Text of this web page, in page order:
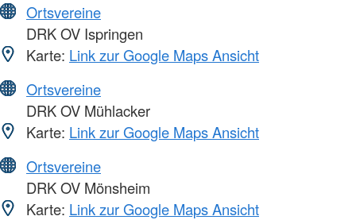
Ortsvereine
DRK OV Ispringen
Karte: Link zur Google Maps Ansicht
Ortsvereine
DRK OV Mühlacker
Karte: Link zur Google Maps Ansicht
Ortsvereine
DRK OV Mönsheim
Karte: Link zur Google Maps Ansicht